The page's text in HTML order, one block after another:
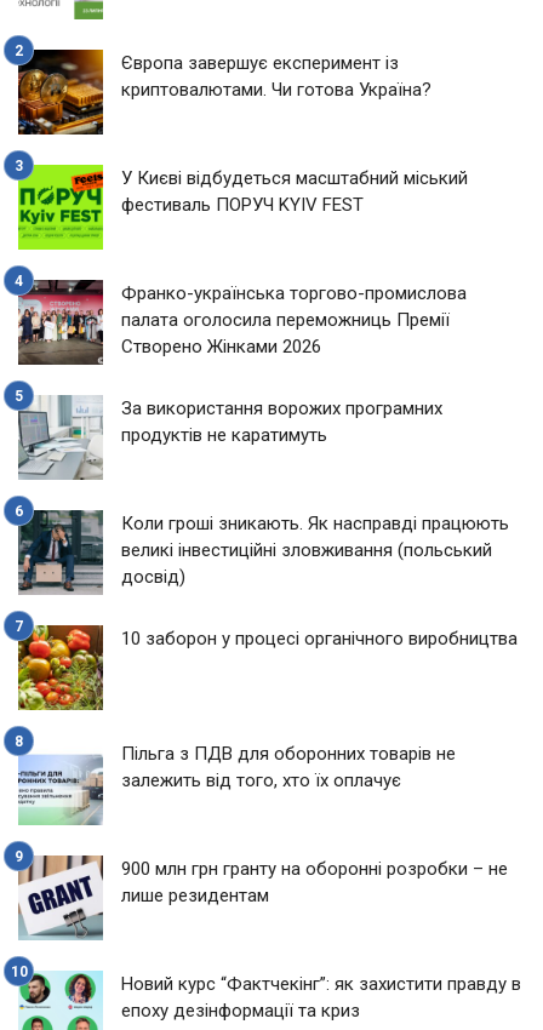
Європа завершує експеримент із
криптовалютами. Чи готова Україна?
У Києві відбудеться масштабний міський
фестиваль ПОРУЧ KYIV FEST
Франко-українська торгово-промислова
палата оголосила переможниць Премії
Створено Жінками 2026
За використання ворожих програмних
продуктів не каратимуть
Коли гроші зникають. Як насправді працюють
великі інвестиційні зловживання (польський
досвід)
10 заборон у процесі органічного виробництва
Пільга з ПДВ для оборонних товарів не
залежить від того, хто їх оплачує
900 млн грн гранту на оборонні розробки – не
лише резидентам
Новий курс “Фактчекінг”: як захистити правду в
епоху дезінформації та криз